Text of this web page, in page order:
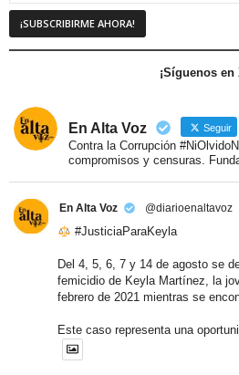
¡Síguenos en
En Alta Voz Seguir
Contra la Corrupción
compromisos y censuras.
En Alta Voz @diarioenaltavoz
#JusticiaParaKeyla
Del 4, 5, 6, 7 y 14 de agosto se
femicidio de Keyla Martínez, la
febrero de 2021 mientras se
Este caso representa una